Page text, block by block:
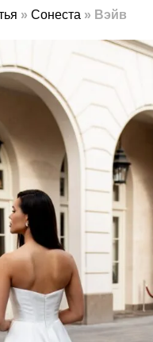
» Сонеста » Вэйв